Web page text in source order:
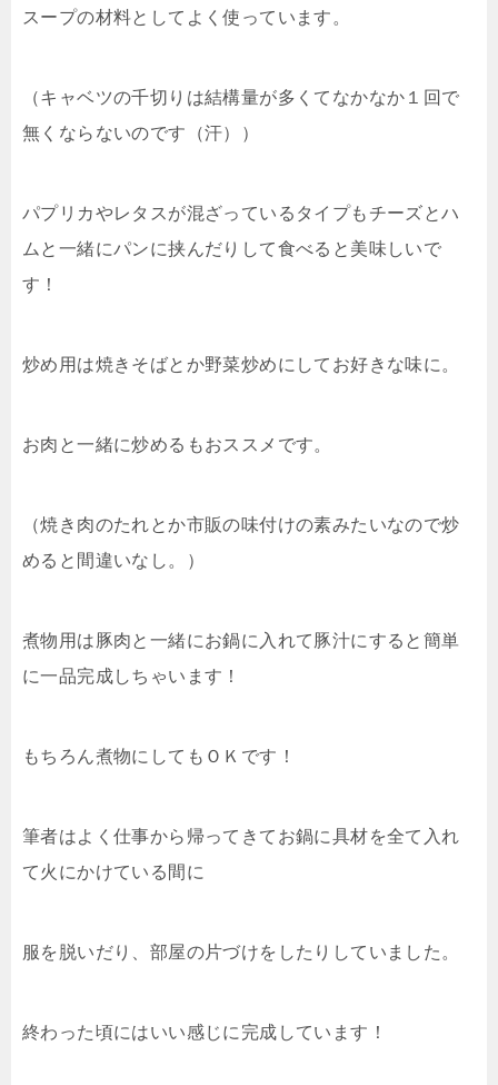
スープの材料としてよく使っています。
（キャベツの千切りは結構量が多くてなかなか１回で
無くならないのです（汗））
パプリカやレタスが混ざっているタイプもチーズとハ
ムと一緒にパンに挟んだりして食べると美味しいで
す！
炒め用は焼きそばとか野菜炒めにしてお好きな味に。
お肉と一緒に炒めるもおススメです。
（焼き肉のたれとか市販の味付けの素みたいなので炒
めると間違いなし。）
煮物用は豚肉と一緒にお鍋に入れて豚汁にすると簡単
に一品完成しちゃいます！
もちろん煮物にしてもＯＫです！
筆者はよく仕事から帰ってきてお鍋に具材を全て入れ
て火にかけている間に
服を脱いだり、部屋の片づけをしたりしていました。
終わった頃にはいい感じに完成しています！